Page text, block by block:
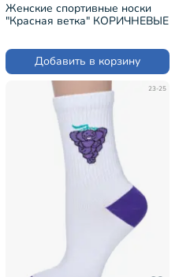
Женские спортивные носки
"Красная ветка" КОРИЧНЕВЫЕ
Добавить в корзину
23-25